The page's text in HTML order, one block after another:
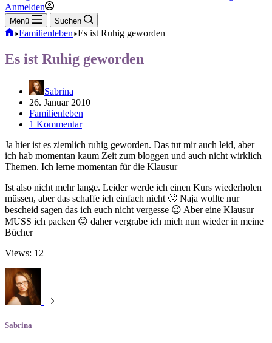
Anmelden
Menü Suchen
Start
Familienleben Es ist Ruhig geworden
Es ist Ruhig geworden
Sabrina
26. Januar 2010
Familienleben
1 Kommentar
Ja hier ist es ziemlich ruhig geworden. Das tut mir auch leid, aber
ich hab momentan kaum Zeit zum bloggen und auch nicht wirklich
Themen. Ich lerne momentan für die Klausur
Ist also nicht mehr lange. Leider werde ich einen Kurs wiederholen
müssen, aber das schaffe ich einfach nicht 🙁 Naja wollte nur
bescheid sagen das ich euch nicht vergesse 😉 Aber eine Klausur
MUSS ich packen 😛 daher vergrabe ich mich nun wieder in meine
Bücher
Views: 12
Sabrina